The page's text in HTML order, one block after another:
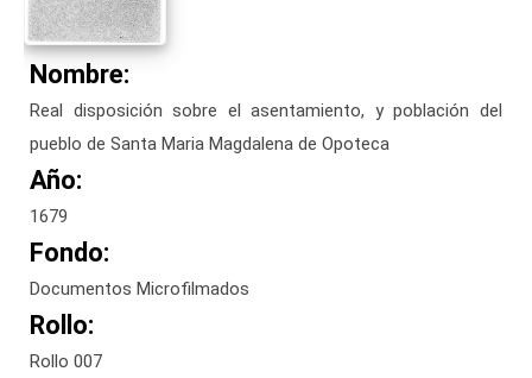
Nombre:
Real disposición sobre el asentamiento, y población del
pueblo de Santa Maria Magdalena de Opoteca
Año:
1679
Fondo:
Documentos Microfilmados
Rollo:
Rollo 007